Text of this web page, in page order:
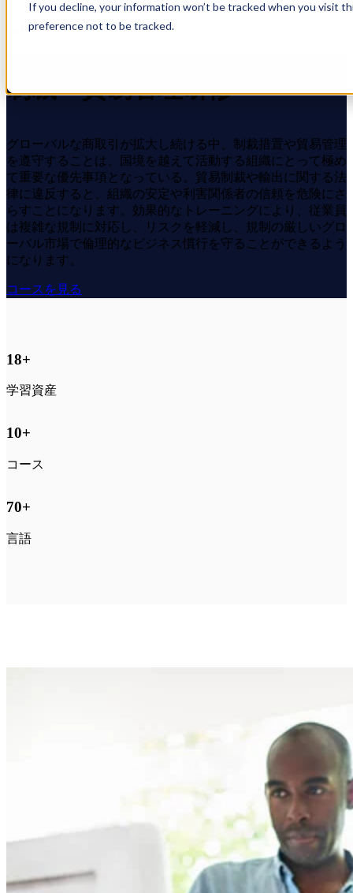
If you decline, your information won’t be tracked when you visit
preference not to be tracked.
制裁・貿易管理研修
グローバルな商取引が拡大し続ける中、制裁措置や貿易管理
を遵守することは、国境を越えて活動する組織にとって極め
て重要な優先事項となっている。貿易制裁や輸出に関する法
律に違反すると、組織の安定や利害関係者の信頼を危険にさ
らすことになります。効果的なトレーニングにより、従業員
は複雑な規制に対応し、リスクを軽減し、規制の厳しいグロ
ーバル市場で倫理的なビジネス慣行を守ることができるよう
になります。
コースを見る
18+
学習資産
10+
コース
70+
言語